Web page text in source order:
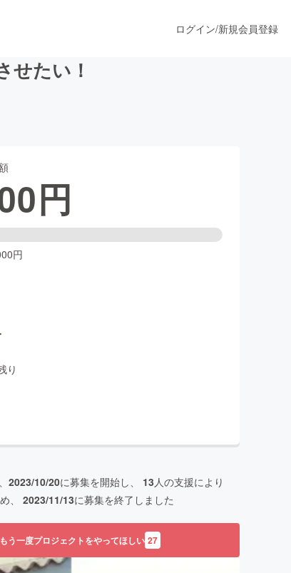
ファッション
ログイン/新規会員登録
せたい！
円
円
り
2023/10/20に募集を開始し、 13人の支援により
、 2023/11/13に募集を終了しました
もう一度プロジェクトをやってほしい 27